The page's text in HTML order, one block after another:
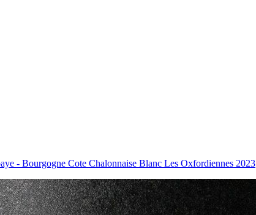
- Bourgogne Cote Chalonnaise Blanc Les Oxfordiennes 2023